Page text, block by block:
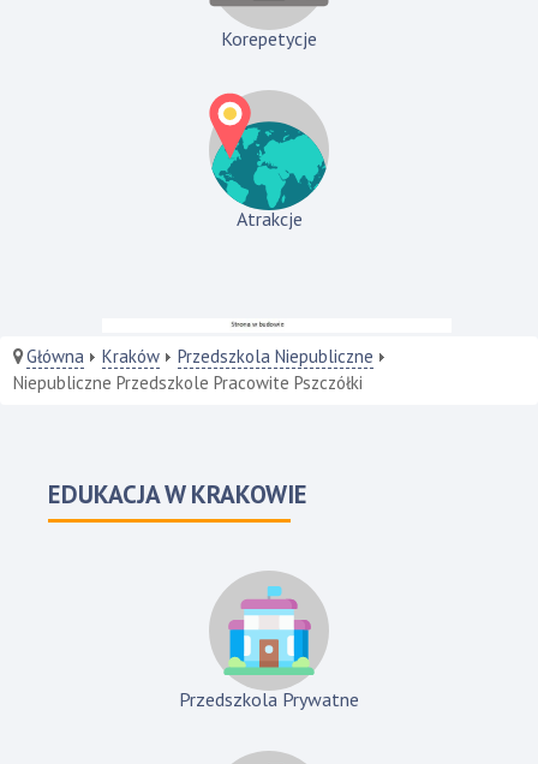
Korepetycje
Atrakcje
Główna Kraków
Przedszkola Niepubliczne
Niepubliczne Przedszkole Pracowite Pszczółki
EDUKACJA W KRAKOWIE
Przedszkola Prywatne